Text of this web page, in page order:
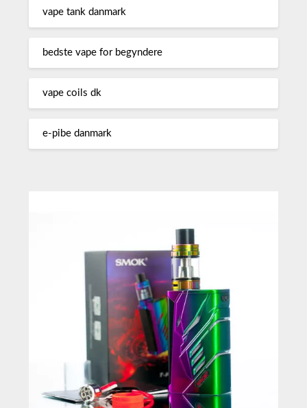
vape tank danmark
bedste vape for begyndere
vape coils dk
e-pibe danmark